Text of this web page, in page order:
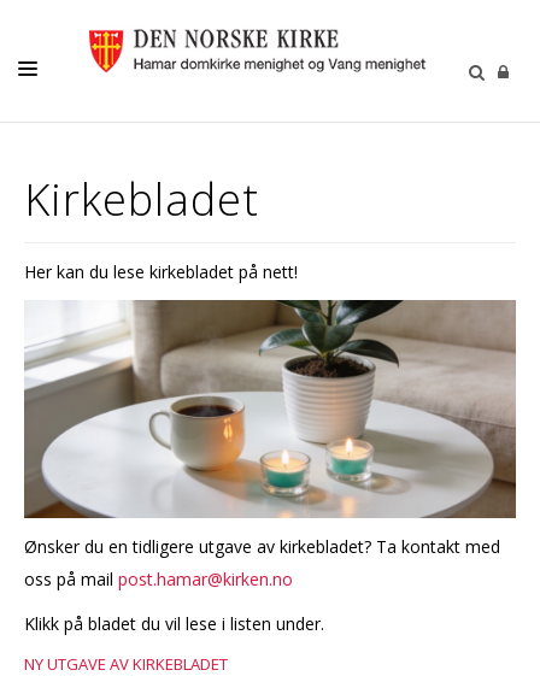
GRAVFERD/GRAVPLASS
BARN OG UNGE
FRIVILLIGHET
DIAKONI
Kirkebladet
Her kan du lese kirkebladet på nett!
Ønsker du en tidligere utgave av kirkebladet? Ta kontakt med
oss på mail post.hamar@kirken.no
Klikk på bladet du vil lese i listen under.
NY UTGAVE AV KIRKEBLADET